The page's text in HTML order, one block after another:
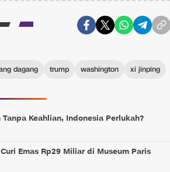
dagang trump washington xi jinping
Keahlian, Indonesia Perlukah?
Emas Rp29 Miliar di Museum Paris